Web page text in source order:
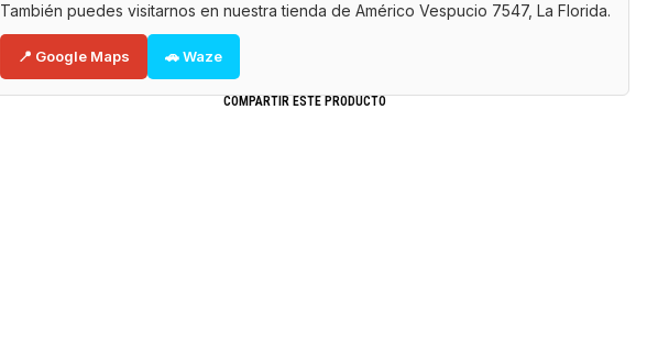
También puedes visitarnos en nuestra tienda de Américo Vespucio 7547, La Florida.
📍 Google Maps 🚗 Waze
COMPARTIR ESTE PRODUCTO